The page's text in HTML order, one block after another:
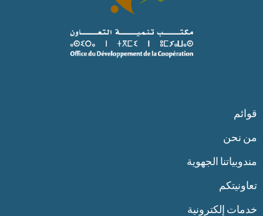
قوائم
من نحن
مندوبياتنا الجهوية
تعاونيتكم
خدمات إلكترونية